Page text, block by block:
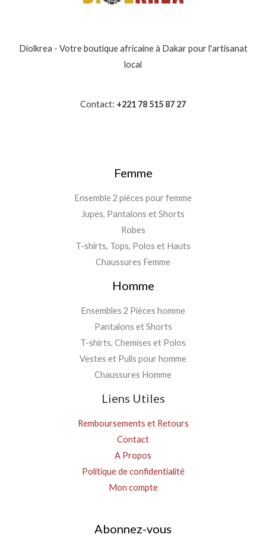
Diolkrea - Votre boutique africaine à Dakar pour l'artisanat
local
Contact: +221 78 515 87 27
Femme
Ensemble 2 pièces pour femme
Jupes, Pantalons et Shorts
Robes
T-shirts, Tops, Polos et Hauts
Chaussures Femme
Homme
Ensembles 2 Pièces homme
Pantalons et Shorts
T-shirts, Chemises et Polos
Vestes et Pulls pour homme
Chaussures Homme
Liens Utiles
Remboursements et Retours
Contact
A Propos
Politique de confidentialité
Mon compte
Abonnez-vous